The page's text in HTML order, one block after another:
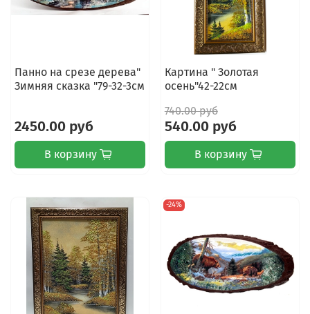
Панно на срезе дерева"
Зимняя сказка "79-32-3см
2450.00 руб
В корзину
Картина " Золотая
осень"42-22см
740.00 руб
540.00 руб
В корзину
-24%